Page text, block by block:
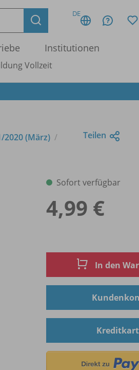
DE
Institutionen
Vollzeit
2020 (März)
Teilen
Sofort verfügbar
4,99 €
In den